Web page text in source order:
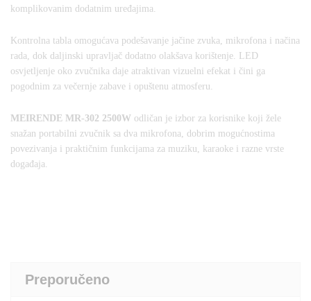
komplikovanim dodatnim uređajima.
Kontrolna tabla omogućava podešavanje jačine zvuka, mikrofona i načina
rada, dok daljinski upravljač dodatno olakšava korištenje. LED
osvjetljenje oko zvučnika daje atraktivan vizuelni efekat i čini ga
pogodnim za večernje zabave i opuštenu atmosferu.
MEIRENDE MR-302 2500W odličan je izbor za korisnike koji žele
snažan portabilni zvučnik sa dva mikrofona, dobrim mogućnostima
povezivanja i praktičnim funkcijama za muziku, karaoke i razne vrste
događaja.
Preporučeno